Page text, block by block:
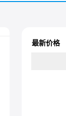
最新价格